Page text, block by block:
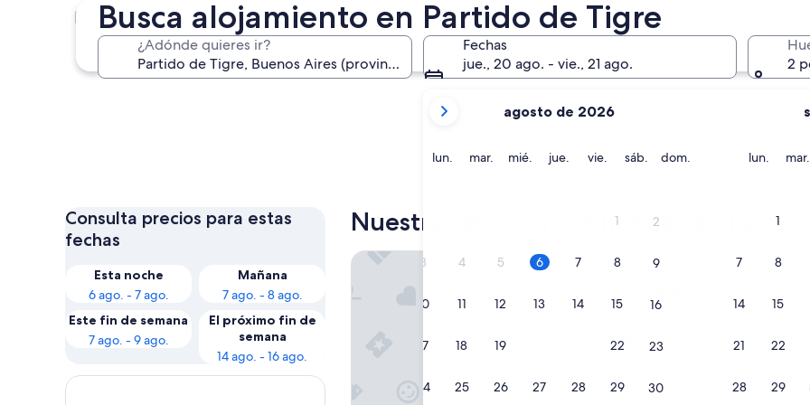
Busca alojamiento en Partido de Tigre
¿Adónde quieres ir?
Fechas
jue., 20 ago. - vie., 21 ago.
meses
son
September
2026.
agosto de 2026
lun. lunesmar. martes
mié. miércoles
jue. jueves
vie. viernes
sáb. sábado
dom.
1 2
3 4 5 6 7 8 9
10 11 12 13 14 15 16
17 18 19 22 23
24 25 26 27 28 29 30
lun. lunesmar.
1
7 8
14 15
21 22
28 29
2
Benavídez General Pacheco
Consulta precios para estas
fechas
Esta noche
6 ago. - 7 ago.
Mañana
7 ago. - 8 ago.
Este fin de semana
7 ago. - 9 ago.
El próximo fin de
semana
14 ago. - 16 ago.
Nuestra selección de hoteles en
1. Wyndham Nordelta
Wyndham Nordelta Tigre
estrellas
de
Muy
8,0/10 Muy bueno (518
Lpropiedad está muy venida
Wyndham Nordelta Tigre Buenos Aires